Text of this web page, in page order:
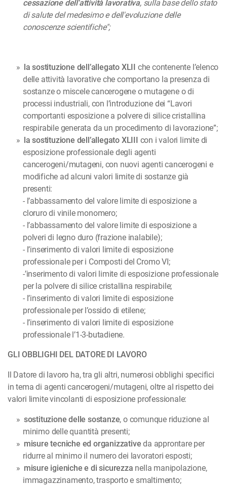
cessazione dell'attività lavorativa, sulla base dello stato
di salute del medesimo e dell'evoluzione delle
conoscenze scientifiche";
la sostituzione dell’allegato XLII
che contenente l’elenco
delle attività lavorative che comportano la presenza di
sostanze o miscele cancerogene o mutagene o di
processi industriali, con l’introduzione dei “Lavori
comportanti esposizione a polvere di silice cristallina
respirabile generata da un procedimento di lavorazione”;
la sostituzione dell’allegato XLIII con i valori limite di
esposizione professionale degli agenti
cancerogeni/mutageni, con nuovi agenti cancerogeni e
modifiche ad alcuni valori limite di sostanze già
presenti:
- l’abbassamento del valore limite di esposizione a
cloruro di vinile monomero;
- l’abbassamento del valore limite di esposizione a
polveri di legno duro (frazione inalabile);
- l’inserimento di valori limite di esposizione
professionale per i Composti del Cromo VI;
-’inserimento di valori limite di esposizione professionale
per la polvere di silice cristallina respirabile;
- l’inserimento di valori limite di esposizione
professionale per l’ossido di etilene;
- l’inserimento di valori limite di esposizione
professionale l’1-3-butadiene.
GLI OBBLIGHI DEL DATORE DI LAVORO
Il Datore di lavoro ha, tra gli altri, numerosi obblighi specifici
in tema di agenti cancerogeni/mutageni, oltre al rispetto dei
valori limite vincolanti di esposizione professionale:
sostituzione delle sostanze, o comunque riduzione al
minimo delle quantità presenti;
misure tecniche ed organizzative da approntare per
ridurre al minimo il numero dei lavoratori esposti;
misure igieniche e di sicurezza nella manipolazione,
immagazzinamento, trasporto e smaltimento;